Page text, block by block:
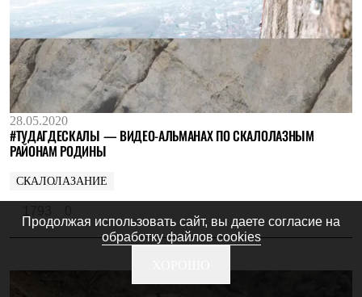
28.05.2020
#ТУДАГДЕСКАЛЫ — ВИДЕО-АЛЬМАНАХ ПО СКАЛОЛАЗНЫМ
РАЙОНАМ РОДИНЫ
СКАЛОЛАЗАНИЕ
Продолжая использовать сайт, вы даете согласие на
обработку файлов cookies